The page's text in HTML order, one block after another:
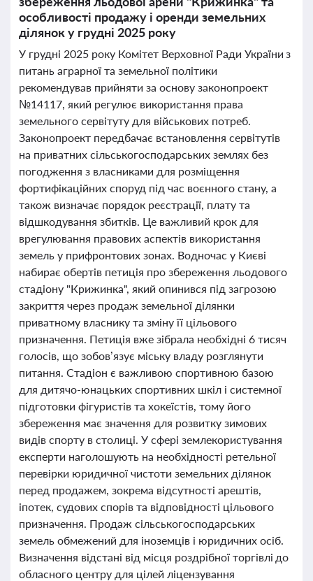
особливості продажу і оренди земельних
ділянок у грудні 2025 року
У грудні 2025 року Комітет Верховної Ради України з
питань аграрної та земельної політики
рекомендував прийняти за основу законопроект
№14117, який регулює використання права
земельного сервітуту для військових потреб.
Законопроект передбачає встановлення сервітутів
на приватних сільськогосподарських землях без
погодження з власниками для розміщення
фортифікаційних споруд під час воєнного стану, а
також визначає порядок реєстрації, плату та
відшкодування збитків. Це важливий крок для
врегулювання правових аспектів використання
земель у прифронтових зонах. Водночас у Києві
набирає обертів петиція про збереження льодового
стадіону "Крижинка", який опинився під загрозою
закриття через продаж земельної ділянки
приватному власнику та зміну її цільового
призначення. Петиція вже зібрала необхідні 6 тисяч
голосів, що зобов’язує міську владу розглянути
питання. Стадіон є важливою спортивною базою
для дитячо-юнацьких спортивних шкіл і системної
підготовки фігуристів та хокеїстів, тому його
збереження має значення для розвитку зимових
видів спорту в столиці. У сфері землекористування
експерти наголошують на необхідності ретельної
перевірки юридичної чистоти земельних ділянок
перед продажем, зокрема відсутності арештів,
іпотек, судових спорів та відповідності цільового
призначення. Продаж сільськогосподарських
земель обмежений для іноземців і юридичних осіб.
Визначення відстані від місця роздрібної торгівлі до
обласного центру для цілей ліцензування